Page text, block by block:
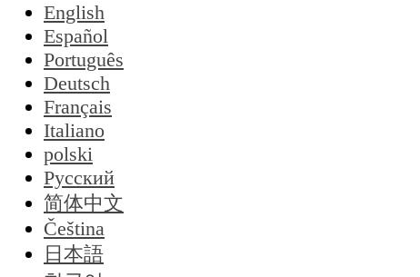
English
Español
Português
Deutsch
Français
Italiano
polski
Русский
简体中文
Čeština
日本語